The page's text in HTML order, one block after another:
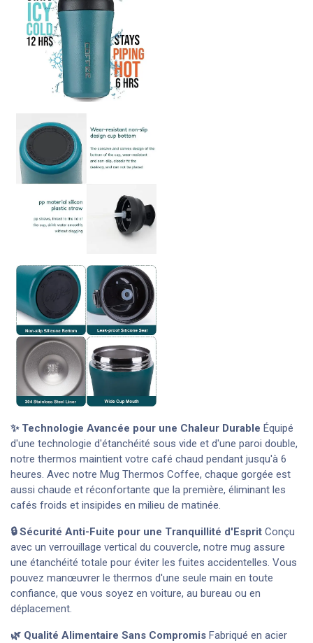
✨ Technologie Avancée pour une Chaleur Durable Équipé
d'une technologie d'étanchéité sous vide et d'une paroi double,
notre thermos maintient votre café chaud pendant jusqu'à 6
heures. Avec notre Mug Thermos Coffee, chaque gorgée est
aussi chaude et réconfortante que la première, éliminant les
cafés froids et insipides en milieu de matinée.
🔒 Sécurité Anti-Fuite pour une Tranquillité d'Esprit Conçu
avec un verrouillage vertical du couvercle, notre mug assure
une étanchéité totale pour éviter les fuites accidentelles. Vous
pouvez manœuvrer le thermos d'une seule main en toute
confiance, que vous soyez en voiture, au bureau ou en
déplacement.
🌿 Qualité Alimentaire Sans Compromis Fabriqué en acier